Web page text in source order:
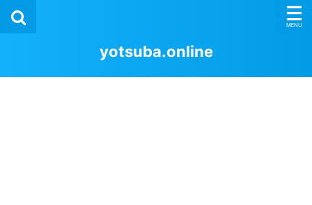
yotsuba.online